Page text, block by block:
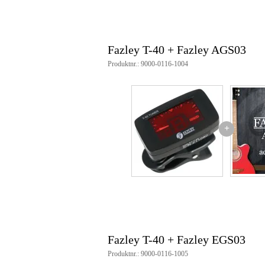
Fazley T-40 + Fazley AGS03
Produktnr.: 9000-0116-1004
+
Fazley T-40 + Fazley EGS03
Produktnr.: 9000-0116-1005